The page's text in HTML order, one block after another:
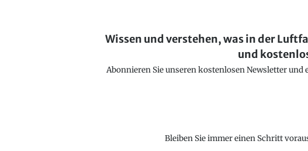
Wissen und verstehen, was in der
und
Abonnieren Sie unseren kostenlosen Newsletter
Bleiben Sie immer einen Schritt